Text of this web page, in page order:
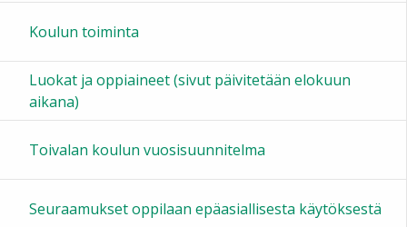
14:00
15:00
16:00
Koulun toiminta
Luokat ja oppiaineet (sivut päivitetään elokuun
aikana)
Toivalan koulun vuosisuunnitelma
Seuraamukset oppilaan epäasiallisesta käytöksestä